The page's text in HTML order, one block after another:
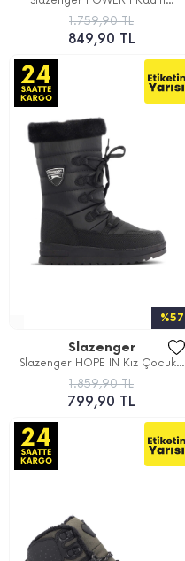
1.759,90 TL
849,90 TL
%57
Slazenger
Slazenger HOPE IN Kız Çocuk...
1.859,90 TL
799,90 TL